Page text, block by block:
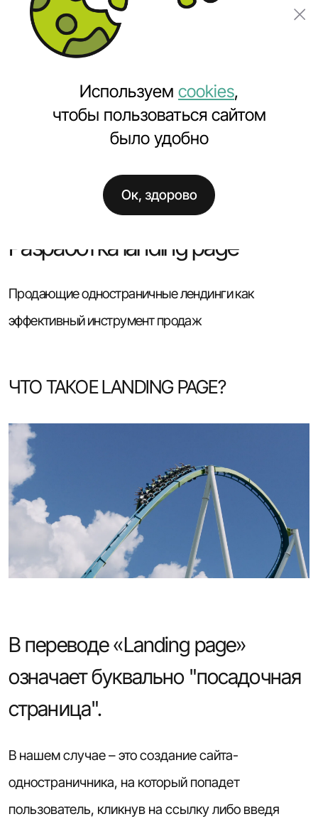
Разработка landing page в Минске
Разработка landing page
Продающие одностраничные лендинги как
эффективный инструмент продаж
ЧТО ТАКОЕ LANDING PAGE?
В переводе «Landing page»
означает буквально "посадочная
страница".
В нашем случае – это создание сайта-
одностраничника, на который попадет
пользователь, кликнув на ссылку либо введя
Используем cookies,
чтобы пользоваться сайтом
было удобно
Ок, здорово